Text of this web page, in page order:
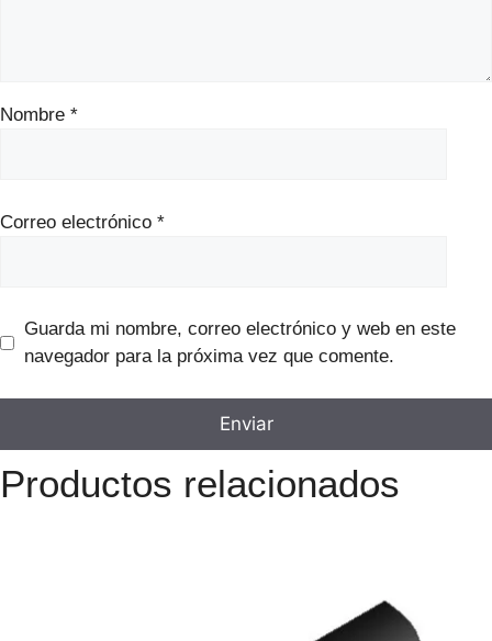
Nombre *
Correo electrónico *
Guarda mi nombre, correo electrónico y web en este
navegador para la próxima vez que comente.
Productos relacionados